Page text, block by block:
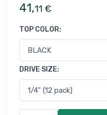
41,11 €
TOP COLOR:
DRIVE SIZE: